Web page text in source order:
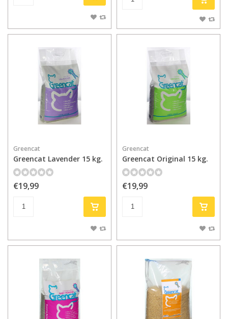
Greencat
Greencat Lavender 15 kg.
€19,99
Greencat
Greencat Original 15 kg.
€19,99